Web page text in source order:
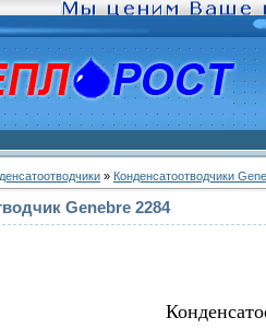
» Конденсатоотводчики
Genebre 2284